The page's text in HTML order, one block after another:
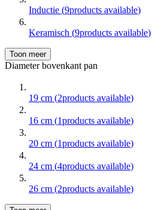
Inductie (9products available)
Keramisch (9products available)
Toon meer
Diameter bovenkant pan
19 cm (2products available)
16 cm (1products available)
20 cm (1products available)
24 cm (4products available)
26 cm (2products available)